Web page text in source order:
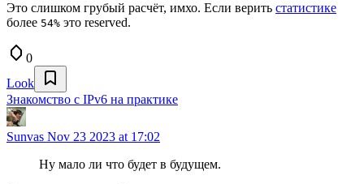
Это слишком грубый расчёт, имхо. Если верить статистике
более 54% это reserved.
0
Look
Знакомство с IPv6 на практике
Sunvas Nov 23 2023 at 17:02
Ну мало ли что будет в будущем.